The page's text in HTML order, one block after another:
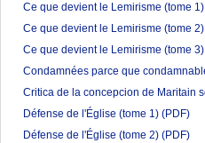
Ce que devient le Lemirisme (tome 1)
Ce que devient le Lemirisme (tome 2)
Ce que devient le Lemirisme (tome 3)
Condamnées parce que
Critica de la concepcion de Maritain
Défense de l'Église (tome 1) (PDF)
Défense de l'Église (tome 2) (PDF)